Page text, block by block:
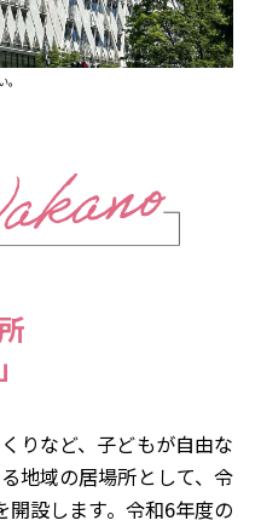
りなど、子どもが自由な
地域の居場所として、令
設します。令和6年度の